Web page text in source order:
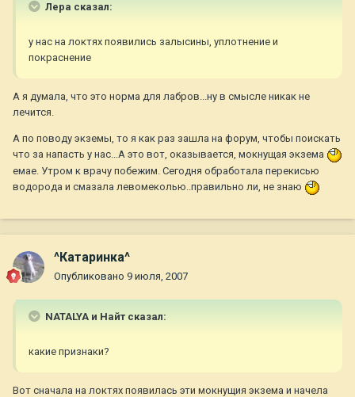
Лера сказал:
у нас на локтях появились залысины, уплотнение и
покраснение
А я думала, что это норма для лабров...ну в смысле никак не
лечится.
А по поводу экземы, то я как раз зашла на форум, чтобы поискать
что за напасть у нас...А это вот, оказывается, мокнущая экзема
емае. Утром к врачу побежим. Сегодня обработала перекисью
водорода и смазала левомеколью..правильно ли, не знаю
^Катаринка^
Опубликовано 9 июля, 2007
NATALYA и Найт сказал:
какие признаки?
Вот сначала на локтях появилась эти мокнущия экзема и начела